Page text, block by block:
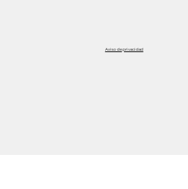
Aviso de privacidad